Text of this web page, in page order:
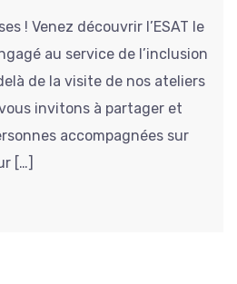
! Venez découvrir l’ESAT le
au service de l’inclusion
de la visite de nos ateliers
invitons à partager et
accompagnées sur
[…]